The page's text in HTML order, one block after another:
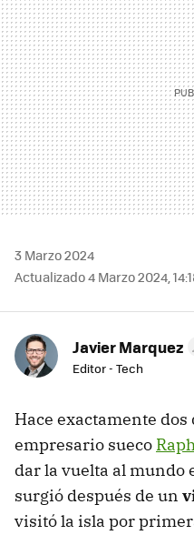
3 Marzo 2024
Actualizado 4 Marzo 2024,
Javier Marquez
Editor - Tech
Hace exactamente dos
empresario sueco
dar la vuelta al mundo
surgió después de un
visitó la isla por